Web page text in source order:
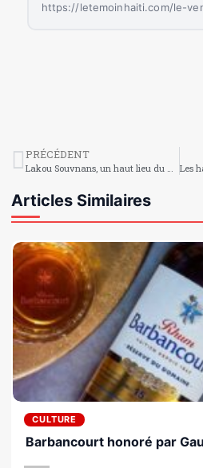
PRÉCÉDENT
Lakou Souvnans, un haut lieu du vodou haïtien
Articles Similaires
CULTURE
Barbancourt honoré par